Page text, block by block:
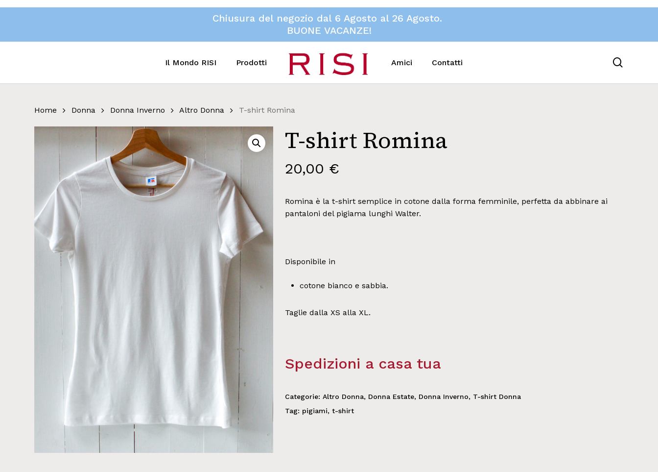
Skip
content
Chiusura del negozio dal 6 Agosto al 26 Agosto.
BUONE VACANZE!
Il Mondo RISI Prodotti Amici Contatti
Home Donna Donna Inverno Altro Donna T-shirt Romina
T-shirt Romina
20,00 €
Romina è la t-shirt semplice in cotone dalla forma femminile, perfetta da abbinare ai
pantaloni del pigiama lunghi Walter.
Disponibile in
cotone bianco e sabbia.
Taglie dalla XS alla XL.
Spedizioni a casa tua
Categorie: Altro Donna, Donna Estate, Donna Inverno, T-shirt Donna
Tag: pigiami, t-shirt